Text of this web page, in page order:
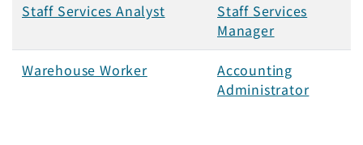
Staff Services Analyst
Staff Services
Manager
Warehouse Worker
Accounting
Administrator